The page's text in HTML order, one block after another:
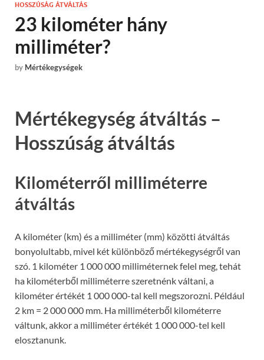
HOSSZÚSÁG ÁTVÁLTÁS
23 kilométer hány
milliméter?
by Mértékegységek
Mértékegység átváltás –
Hosszúság átváltás
Kilométerről milliméterre
átváltás
A kilométer (km) és a milliméter (mm) közötti átváltás
bonyolultabb, mivel két különböző mértékegységről van
szó. 1 kilométer 1 000 000 milliméternek felel meg, tehát
ha kilométerből milliméterre szeretnénk váltani, a
kilométer értékét 1 000 000-tal kell megszorozni. Például
2 km = 2 000 000 mm. Ha milliméterből kilométerre
váltunk, akkor a milliméter értékét 1 000 000-tel kell
elosztanunk.